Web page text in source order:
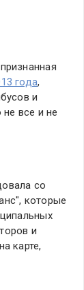
года,
и
все и не
со
которые
и
карте,